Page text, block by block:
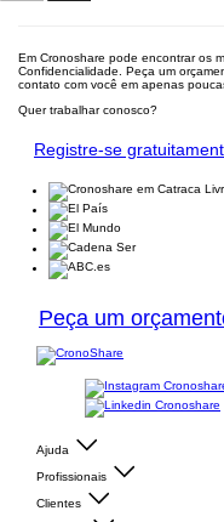
Em Cronoshare pode encontrar os
Confidencialidade. Peça um
contato com você em apenas
Quer trabalhar conosco?
Registre-se
Peça um
Ajuda
Profissionais
Clientes